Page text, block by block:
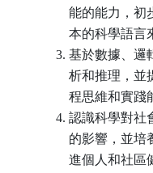
能的能力，初
本的科學語言
基於數據、邏
析和推理，並
程思維和實踐
認識科學對社
的影響，並培
進個人和社區